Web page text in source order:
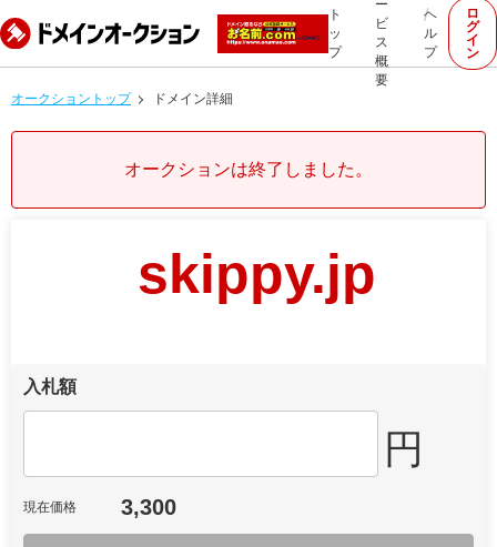
ト
ッ
プ
ー
ビ
ス
概
要
ヘ
ル
プ
ロ
グ
イ
ン
オークショントップ ドメイン詳細
オークションは終了しました。
skippy.jp
入札額
円
現在価格 3,300